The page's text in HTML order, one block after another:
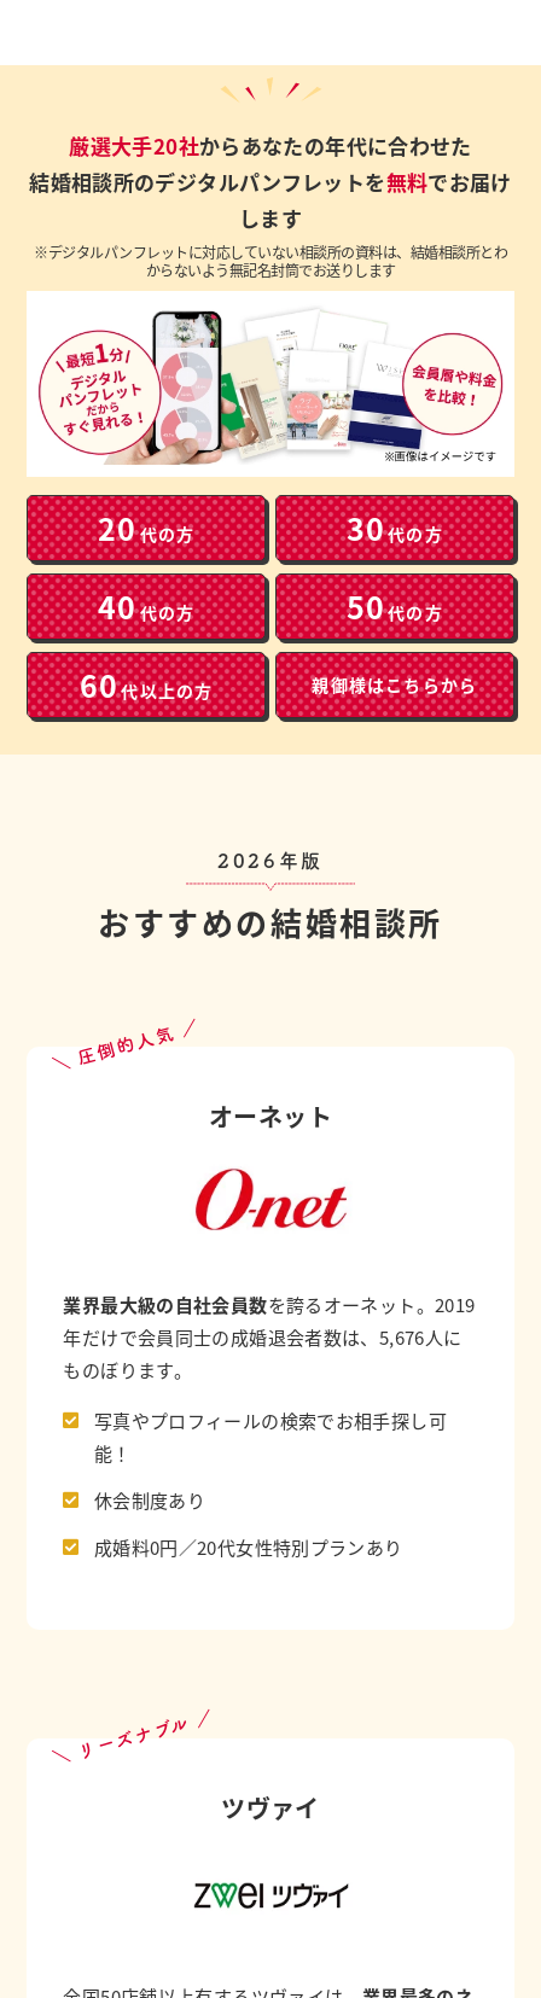
厳選大手20社からあなたの年代に合わせた
結婚相談所のデジタルパンフレットを無料でお届け
します
※デジタルパンフレットに対応していない相談所の資料は、結婚相談所とわ
からないよう無記名封筒でお送りします
20代の方 30代の方
40代の方 50代の方
60代以上の方 親御様はこちらから
2026年版
おすすめの結婚相談所
オーネット
業界最大級の自社会員数を誇るオーネット。2019
年だけで会員同士の成婚退会者数は、5,676人に
ものぼります。
写真やプロフィールの検索でお相手探し可
能！
休会制度あり
成婚料0円／20代女性特別プランあり
＼ 圧倒的人気 ／
ツヴァイ
＼ リーズナブル ／